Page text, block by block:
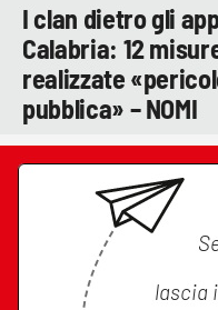
I clan dietro gli
Calabria: 12
realizzate
pubblica» – NOMI
lascia